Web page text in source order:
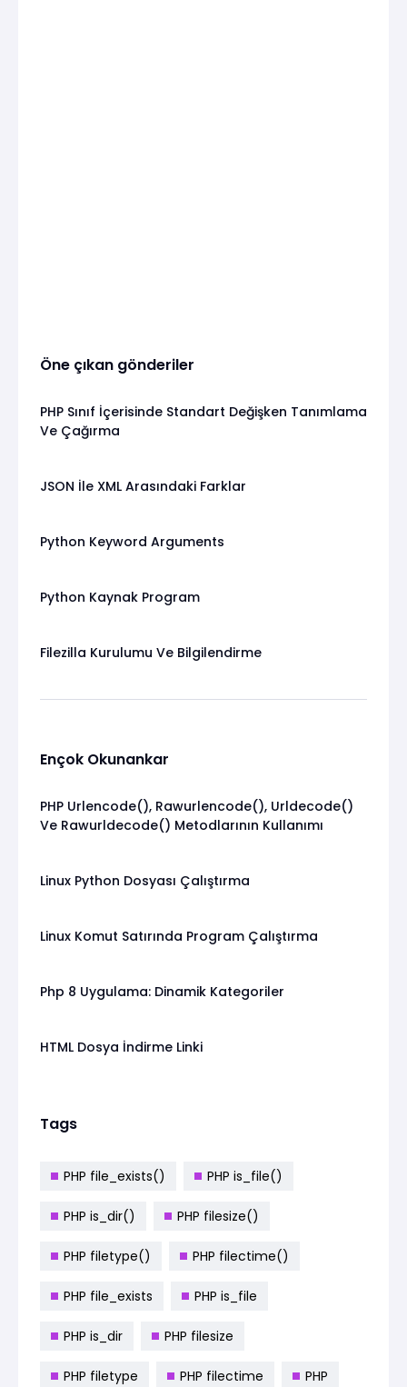
Öne çıkan gönderiler
PHP Sınıf İçerisinde Standart Değişken Tanımlama
Ve Çağırma
JSON İle XML Arasındaki Farklar
Python Keyword Arguments
Python Kaynak Program
Filezilla Kurulumu Ve Bilgilendirme
Ençok Okunankar
PHP Urlencode(), Rawurlencode(), Urldecode()
Ve Rawurldecode() Metodlarının Kullanımı
Linux Python Dosyası Çalıştırma
Linux Komut Satırında Program Çalıştırma
Php 8 Uygulama: Dinamik Kategoriler
HTML Dosya İndirme Linki
Tags
PHP file_exists() PHP is_file()
PHP is_dir() PHP filesize()
PHP filetype() PHP filectime()
PHP file_exists PHP is_file
PHP is_dir PHP filesize
PHP filetype PHP filectime PHP